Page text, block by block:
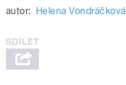
autor: Helena Vondráčková